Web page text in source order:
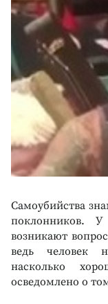
Самоубийства
поклонников.
возникают
ведь человек
насколько
осведомлено о